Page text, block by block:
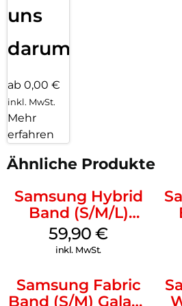
uns
darum!
ab 0,00 €
inkl. MwSt.
Mehr
erfahren
Ähnliche Produkte
Samsung Hybrid
Band (S/M/L)
Galaxy
Watch8/Watch8
59,90€
inkl. MwSt.
Samsung Fabric
Band (S/M) Galaxy